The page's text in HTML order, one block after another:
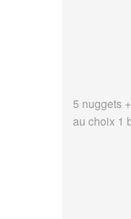
5 nuggets
au choix 1